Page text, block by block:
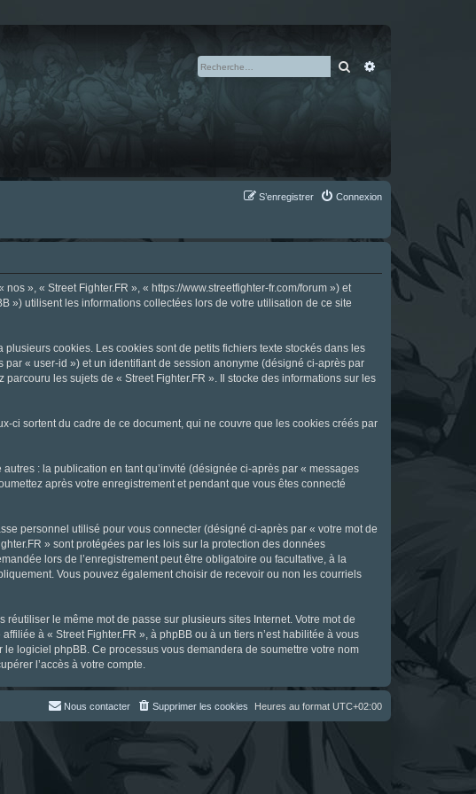
Rechercher
Connexion
S’enregistrer
», « Street Fighter.FR », « https://www.streetfighter-fr.com/forum ») et
») utilisent les informations collectées lors de votre utilisation de ce site
cookies. Les cookies sont de petits fichiers texte stockés dans les
« user-id ») et un identifiant de session anonyme (désigné ci-après par
les sujets de « Street Fighter.FR ». Il stocke des informations sur les
ci sortent du cadre de ce document, qui ne couvre que les cookies créés par
: la publication en tant qu’invité (désignée ci-après par « messages
après votre enregistrement et pendant que vous êtes connecté
personnel utilisé pour vous connecter (désigné ci-après par « votre mot de
» sont protégées par les lois sur la protection des données
lors de l’enregistrement peut être obligatoire ou facultative, à la
Vous pouvez également choisir de recevoir ou non les courriels
le même mot de passe sur plusieurs sites Internet. Votre mot de
à « Street Fighter.FR », à phpBB ou à un tiers n’est habilitée à vous
logiciel phpBB. Ce processus vous demandera de soumettre votre nom
l’accès à votre compte.
Heures au format UTC+02:00
Supprimer les cookies
Nous contacter